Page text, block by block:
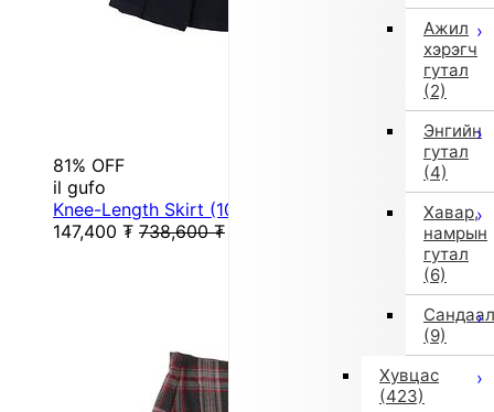
Ажил
хэрэгч
гутал
(2)
Энгийн
гутал
(4)
Хавар,
намрын
гутал
(6)
Сандаал
(9)
Хувцас
(423)
81% OFF
il gufo
Knee-Length Skirt (105/110cm/Black)
147,400 ₮ 738,600 ₮